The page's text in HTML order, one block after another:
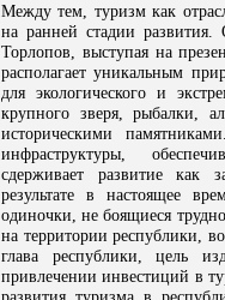
Между тем, туризм как
на ранней стадии
Торлопов, выступая на
располагает уникальным
для экологического и
крупного зверя, рыбалки,
историческими
инфраструктуры,
сдерживает развитие как
результате в настоящее
одиночки, не боящиеся
на территории республики,
глава республики, цель
привлечении инвестиций в